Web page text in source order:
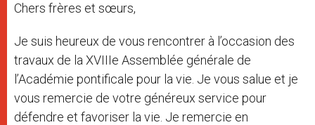
Chers frères et sœurs,
Je suis heureux de vous rencontrer à l’occasion des
travaux de la XVIIIe Assemblée générale de
l’Académie pontificale pour la vie. Je vous salue et je
vous remercie de votre généreux service pour
défendre et favoriser la vie. Je remercie en